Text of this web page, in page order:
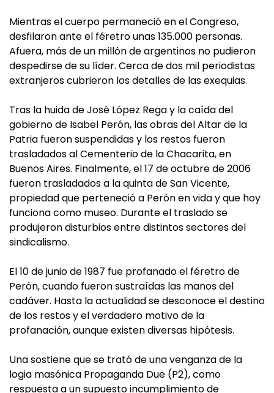
Mientras el cuerpo permaneció en el Congreso,
desfilaron ante el féretro unas 135.000 personas.
Afuera, más de un millón de argentinos no pudieron
despedirse de su líder. Cerca de dos mil periodistas
extranjeros cubrieron los detalles de las exequias.
Tras la huida de José López Rega y la caída del
gobierno de Isabel Perón, las obras del Altar de la
Patria fueron suspendidas y los restos fueron
trasladados al Cementerio de la Chacarita, en
Buenos Aires. Finalmente, el 17 de octubre de 2006
fueron trasladados a la quinta de San Vicente,
propiedad que perteneció a Perón en vida y que hoy
funciona como museo. Durante el traslado se
produjeron disturbios entre distintos sectores del
sindicalismo.
El 10 de junio de 1987 fue profanado el féretro de
Perón, cuando fueron sustraídas las manos del
cadáver. Hasta la actualidad se desconoce el destino
de los restos y el verdadero motivo de la
profanación, aunque existen diversas hipótesis.
Una sostiene que se trató de una venganza de la
logia masónica Propaganda Due (P2), como
respuesta a un supuesto incumplimiento de